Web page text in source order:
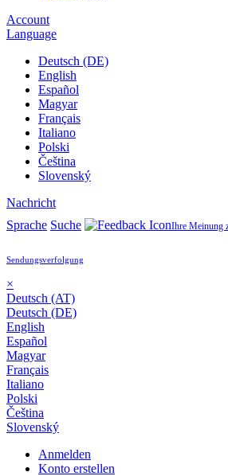
Account
Language
Deutsch (DE)
English
Español
Magyar
Français
Italiano
Polski
Čeština
Slovenský
Nachricht
Sprache Suche Ihre Meinung
Sendungsverfolgung
×
Deutsch (AT)
Deutsch (DE)
English
Español
Magyar
Français
Italiano
Polski
Čeština
Slovenský
Anmelden
Konto erstellen